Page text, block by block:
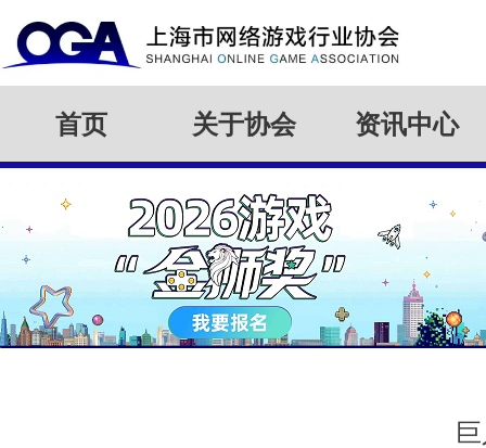
首页 关于协会 资讯中心